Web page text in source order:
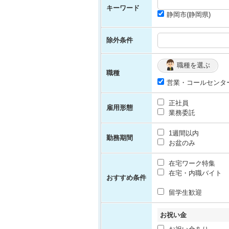
キーワード
静岡市(静岡県)
除外条件
職種
職種を選ぶ
営業・コールセンタ
雇用形態
正社員
業務委託
勤務期間
1週間以内
お盆のみ
おすすめ条件
在宅ワーク特集
在宅・内職バイト
留学生歓迎
お祝い金